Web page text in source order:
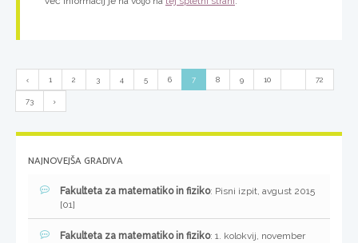
1 2 3 4 5 6 7 8 9 10 72
73
NAJNOVEJŠA GRADIVA
Fakulteta za matematiko in fiziko: Pisni izpit, avgust 2015
[01]
Fakulteta za matematiko in fiziko: 1. kolokvij, november